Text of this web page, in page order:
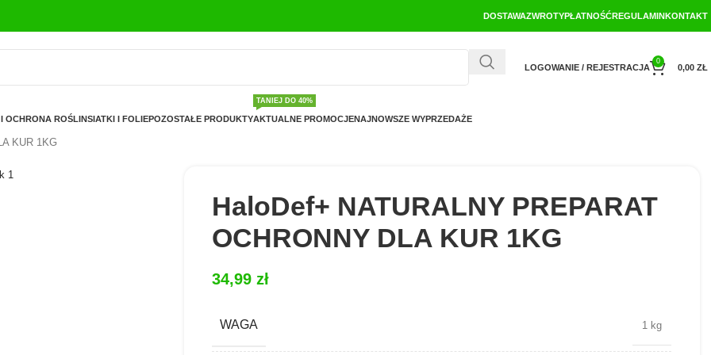
DOSTAWAZWROTYPŁATNOŚĆREGULAMINKONTAKT
LOGOWANIE / REJESTRACJA
0
0,00 ZŁ
I OCHRONA ROŚLINSIATKI I FOLIEPOZOSTAŁE PRODUKTYAKTUALNE PROMOCJE
TANIEJ DO 40%
NAJNOWSZE WYPRZEDAŻE
KUR 1KG
HaloDef+ NATURALNY PREPARAT
OCHRONNY DLA KUR 1KG
34,99 zł
WAGA 1 kg